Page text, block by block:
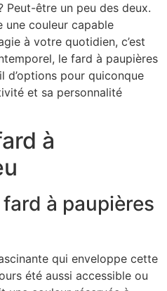
Peut-être un peu des deux.
une couleur capable
à votre quotidien, c’est
le fard à paupières
d’options pour quiconque
et sa personnalité
à
à paupières
qui enveloppe cette
été aussi accessible ou